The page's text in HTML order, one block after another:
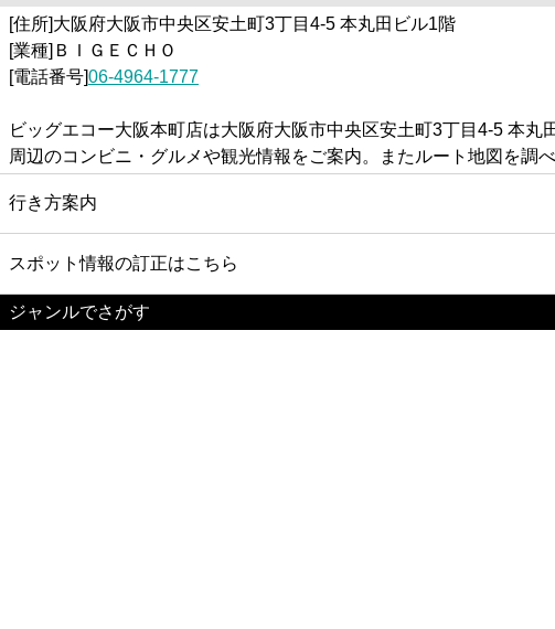
[住所]大阪府大阪市中央区安土町3丁目4-5 本丸田ビル1階
[業種]ＢＩＧＥＣＨＯ
[電話番号]06-4964-1777
ビッグエコー大阪本町店は大阪府大阪市中央区安土町3丁目4-5 本
周辺のコンビニ・グルメや観光情報をご案内。またルート地図を調
行き方案内
スポット情報の訂正はこちら
ジャンルでさがす